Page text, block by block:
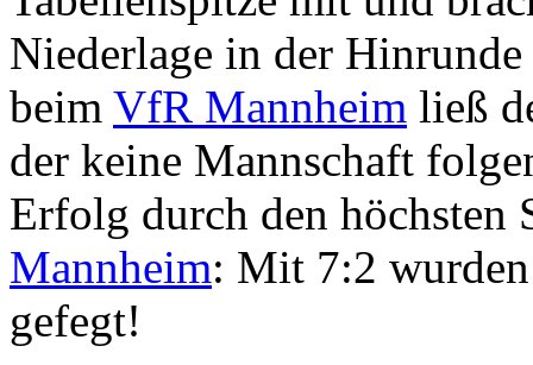
Niederlage in der
beim VfR Mannheim ließ
der keine Mannschaft
Erfolg durch den
Mannheim: Mit 7:2
gefegt!